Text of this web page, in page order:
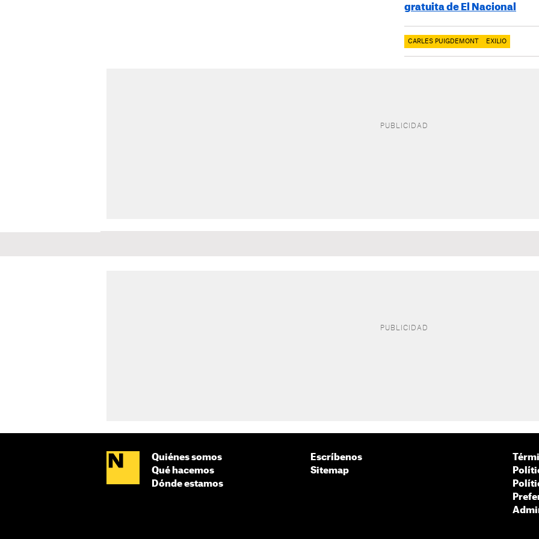
gratuita de El Nacional
CARLES PUIGDEMONT EXILIO
Quiénes somos
Qué hacemos
Dónde estamos
Escríbenos
Sitemap